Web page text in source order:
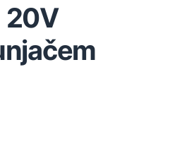
20V